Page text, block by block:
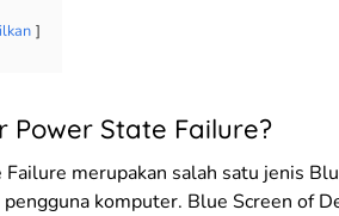
Power State Failure?
merupakan salah satu jenis
komputer. Blue Screen of